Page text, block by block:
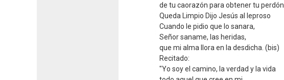
de tu caorazón para obtener tu perdón.
Queda Limpio Dijo Jesús al leproso
Cuando le pidio que lo sanara,
Señor saname, las heridas,
que mi alma llora en la desdicha. (bis)
Recitado:
"Yo soy el camino, la verdad y la vida